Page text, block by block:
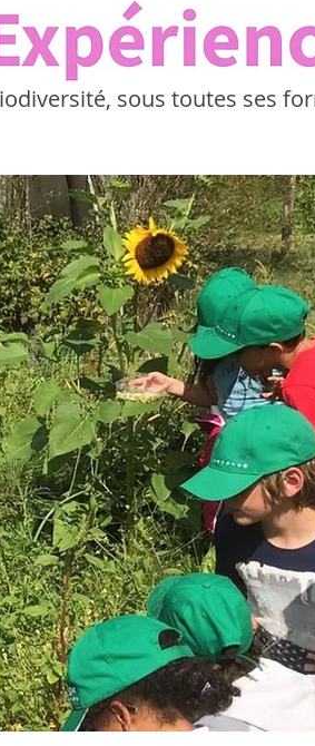
sous toutes ses